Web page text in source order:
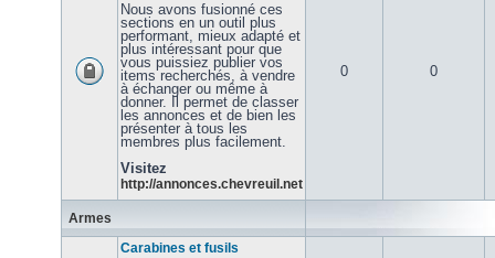
Nous avons fusionné ces
sections en un outil plus
performant, mieux adapté et
plus intéressant pour que
vous puissiez publier vos
items recherchés, à vendre
à échanger ou même à
donner. Il permet de classer
les annonces et de bien les
présenter à tous les
membres plus facilement.
Visitez
http://annonces.chevreuil.net
0 0
Armes
Carabines et fusils